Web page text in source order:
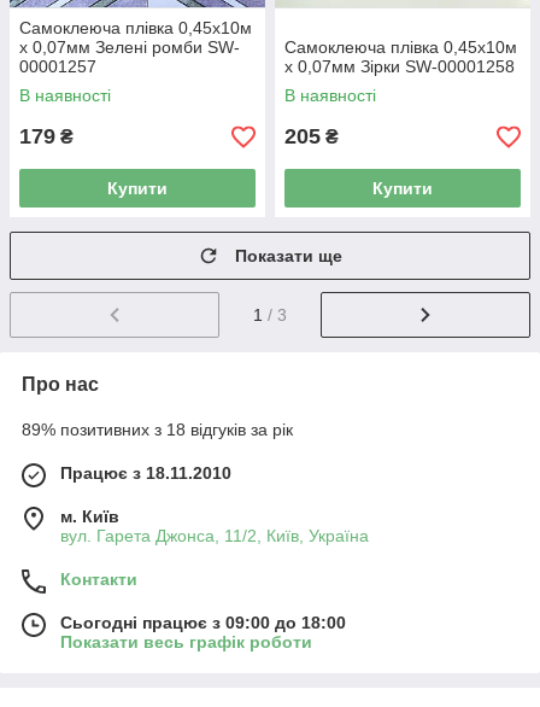
Самоклеюча плівка 0,45х10м
х 0,07мм Зелені ромби SW-
00001257
В наявності
179 ₴
Купити
Самоклеюча плівка 0,45х10м
х 0,07мм Зірки SW-00001258
В наявності
205 ₴
Купити
Показати ще
1 / 3
Про нас
89% позитивних з 18 відгуків за рік
Працює з 18.11.2010
м. Київ
вул. Гарета Джонса, 11/2, Київ, Україна
Контакти
Сьогодні працює з 09:00 до 18:00
Показати весь графік роботи